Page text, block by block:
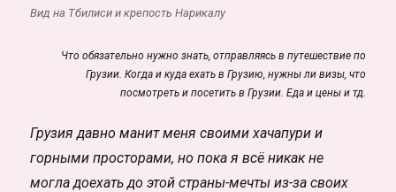
Вид на Тбилиси и крепость Нарикалу
Что обязательно нужно знать, отправляясь в путешествие по
Грузии. Когда и куда ехать в Грузию, нужны ли визы, что
посмотреть и посетить в Грузии. Еда и цены и тд.
Грузия давно манит меня своими хачапури и
горными просторами, но пока я всё никак не
могла доехать до этой страны-мечты из-за своих